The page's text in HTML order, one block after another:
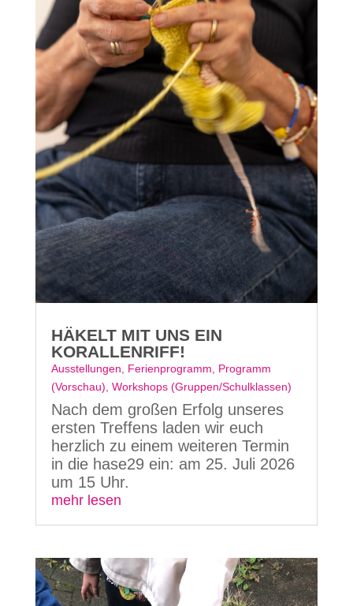
HÄKELT MIT UNS EIN
KORALLENRIFF!
Ausstellungen Ferienprogramm
Programm
(Vorschau) Workshops (Gruppen/Schulklassen)
Nach dem großen Erfolg unseres
ersten Treffens laden wir euch
herzlich zu einem weiteren Termin
in die hase29 ein: am 25. Juli 2026
um 15 Uhr.
mehr lesen